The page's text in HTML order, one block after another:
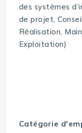
des systèmes
de projet,
Réalisation,
Exploitation)
Catégorie